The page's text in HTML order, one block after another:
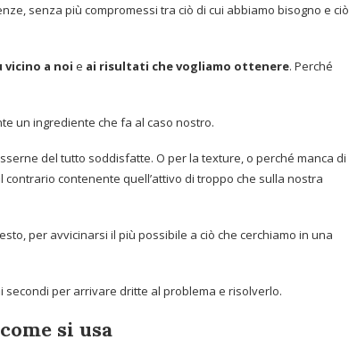
senza più compromessi tra ciò di cui abbiamo bisogno e ciò
vicino a noi e ai risultati che vogliamo ottenere. Perché
un ingrediente che fa al caso nostro.
del tutto soddisfatte. O per la texture, o perché manca di
contenente quell’attivo di troppo che sulla nostra
per avvicinarsi il più possibile a ciò che cerchiamo in una
secondi per arrivare dritte al problema e risolverlo.
si usa